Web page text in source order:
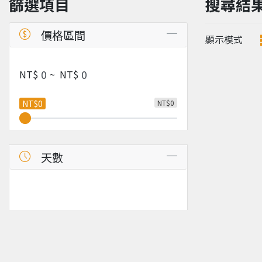
篩選項目
價格區間
NT$ ~ NT$
NT$0
NT$0
天數
搜尋結
顯示模式